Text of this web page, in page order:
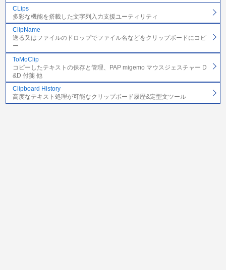
CLips
多彩な機能を搭載した文字列入力支援ユーティリティ
ClipName
送る又はファイルのドロップでファイル名などをクリップボードにコピ
ー
ToMoClip
コピーしたテキストの保存と管理、PAP migemo マウスジェスチャー D
&D 付箋 他
Clipboard History
高度なテキスト処理が可能なクリップボード履歴&定型文ツール